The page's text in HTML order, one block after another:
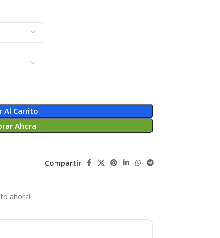
Al Carrito
Ahora
Compartir:
ahora!